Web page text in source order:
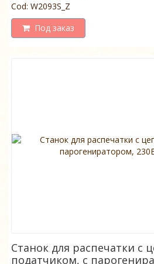
Cod: W2093S_Z
Под заказ
Станок для распечатки с
податчиком, с